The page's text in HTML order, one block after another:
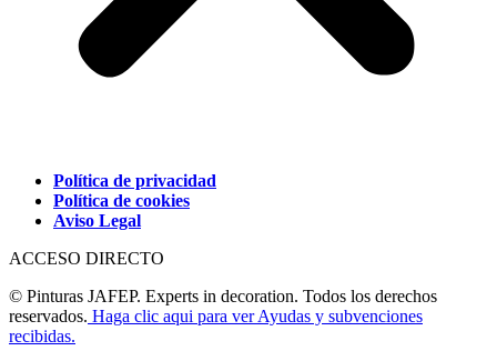
Política de privacidad
Política de cookies
Aviso Legal
ACCESO DIRECTO
© Pinturas JAFEP. Experts in decoration. Todos los derechos
reservados. Haga clic aqui para ver Ayudas y subvenciones
recibidas.